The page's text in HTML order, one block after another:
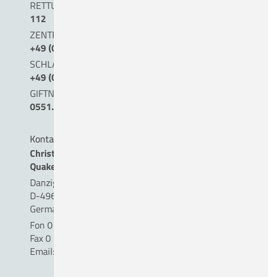
RETTUNGSDIENST/NOTARZT
112
ZENTRALE NOTAUFNAHME (0 BIS 24 UHR)
+49 (0) 54 31 . 15 - 0
SCHLAGANFALLTELEFON
+49 (0) 5431. 15 45 15
GIFTNOTRUF
0551.19240
Kontakt
Christliches Krankenhaus
Quakenbrück gemeinnützige GmbH
Danziger Straße 2
D-49610 Quakenbrück
Germany
Fon 0 54 31 . 15 - 0
Fax 0 54 31 . 15 - 18 09
Email: